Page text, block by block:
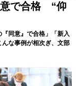
意で合格 “仰
『同意』で合格」「新入
な事例が相次ぎ、文部